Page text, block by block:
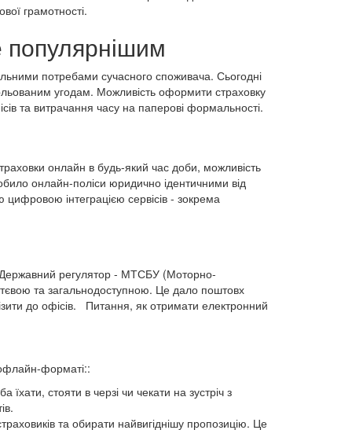
грамотності.
потребами сучасного споживача. Сьогодні
угодам. Можливість оформити страховку
та витрачання часу на паперові формальності.
онлайн в будь-який час доби, можливість
онлайн-поліси юридично ідентичними від
інтеграцією сервісів - зокрема
Державний регулятор - МТСБУ (Моторно-
та загальнодоступною. Це дало поштовх
до офісів. Питання, як отримати електронний
форматі::
стояти в черзі чи чекати на зустріч з
та обирати найвигіднішу пропозицію. Це